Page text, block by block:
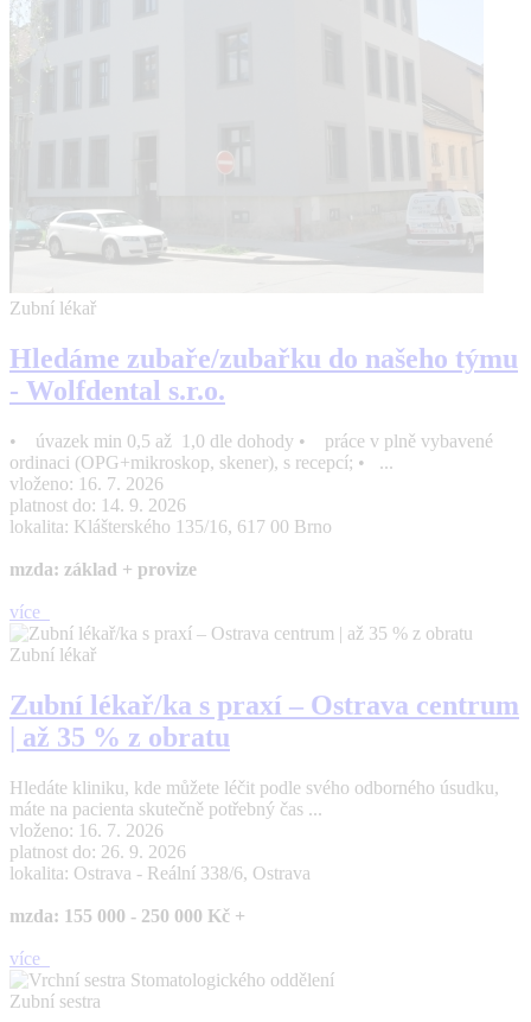
Zubní lékař
Hledáme zubaře/zubařku do našeho týmu
- Wolfdental s.r.o.
• úvazek min 0,5 až 1,0 dle dohody • práce v plně vybavené
ordinaci (OPG+mikroskop, skener), s recepcí; • ...
vloženo: 16. 7. 2026
platnost do: 14. 9. 2026
lokalita: Klášterského 135/16, 617 00 Brno
mzda: základ + provize
více
Zubní lékař
Zubní lékař/ka s praxí – Ostrava centrum
| až 35 % z obratu
Hledáte kliniku, kde můžete léčit podle svého odborného úsudku,
máte na pacienta skutečně potřebný čas ...
vloženo: 16. 7. 2026
platnost do: 26. 9. 2026
lokalita: Ostrava - Reální 338/6, Ostrava
mzda: 155 000 - 250 000 Kč +
více
Zubní sestra